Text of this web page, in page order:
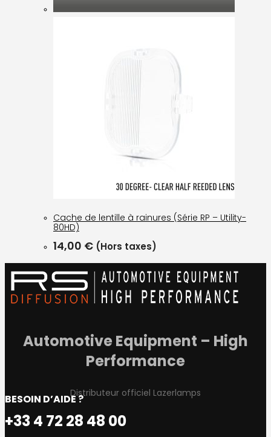
Cache de lentille à rainures (Série RP – Utility-
80HD)
14,00 € (Hors taxes)
Automotive Equipment – High
Performance
Distributeur officiel Lazerlamps
BESOIN D’AIDE ?
+33 4 72 28 48 00